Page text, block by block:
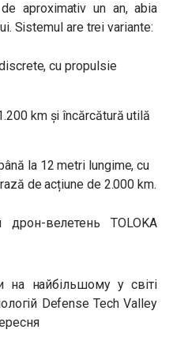
aproximativ un an, abia
Sistemul are trei variante:
cu propulsie
km și încărcătură utilă
la 12 metri lungime, cu
de acțiune de 2.000 km.
дрон-велетень TOLOKA
на найбільшому у світі
Defense Tech Valley